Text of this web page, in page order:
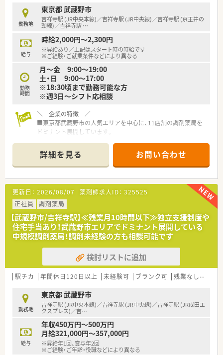
■調剤未経験の方もご相談可能です。
＼ どの店舗も雰囲気◎ ／
■平均年齢は30代半ばと、若手が中心となり幅広い年代の方が
活躍しています。
■人間関係の良さが自慢で、他店舗の人とも仲が良く協力体制は
整っておりますよ。
■調剤未経験者の方でもしっかりと教えて頂けるので、意欲のあ
る人は大歓迎です。
＼ 店舗配属について ／
す。
勤務地
東京都 武蔵野市
吉祥寺駅 (JR中央本線)／吉祥寺駅 (JR中央線)／吉祥寺駅 (京王井の
頭線)／吉祥寺駅 …
給与
時給2,000円～2,300円
※昇給あり／上記はスタート時の時給です
※ご経験・ご就業条件などにより異なる
勤務
時間
月～金 9:00～19:00
土・日 9:00～17:00
※18:30頃まで勤務可能な方
※週3日～シフト応相談
＼ 企業の特徴 ／
■東京都武蔵野市の人気エリアを中心に、11店舗の調剤薬局を
ドミナント展開しています。
安定して長く仕事を続けられる薬局です。
■認知症カフェや地域活動も積極的に実施されています。
■従業員の男女比は3:7
■ドミナント展開をしているためヘルプ体制も充実していま
す。
■調剤未経験の方もご相談可能です。
＼ 店舗配属について ／
■配属店舗については適正や通勤距離を考慮して決定となりま
す。
詳細を見る お問い合わせ
更新日： 2026/08/07 薬剤師求人ID： 325525
正社員
調剤薬局
【武蔵野市/吉祥寺駅】≪残業月10時間以下≫独立支援制度や
住宅手当あり！武蔵野市エリアでドミナント展開している
中規模調剤薬局！調剤未経験の方も相談可能です
検討リストに追加
駅チカ 年間休日120日以上 未経験可 ブランク可 残業なし(ほぼなし含む)
勤務地
東京都 武蔵野市
吉祥寺駅 (JR中央本線)／吉祥寺駅 (JR中央線)／吉祥寺駅 (JR成田エ
クスプレス)／吉…
給与
年収450万円～500万円
月給321,000円～357,000円
※昇給年1回、賞与年2回
※ご経験・ご年齢・役職などにより異なる